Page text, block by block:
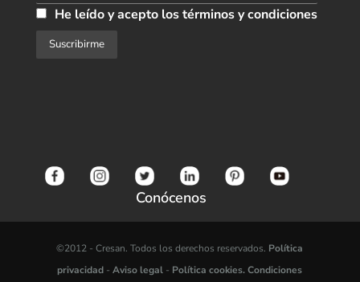
He leído y acepto los términos y condiciones
Conócenos
©2012 -Cresan. Todos los derechos reservados. Política
privacidad -Aviso legal - Política cookies.Condiciones